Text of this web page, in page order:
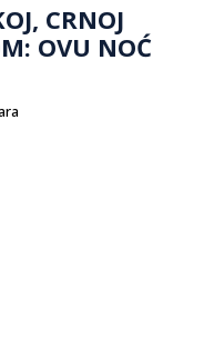
CRNOJ
OVU NOĆ